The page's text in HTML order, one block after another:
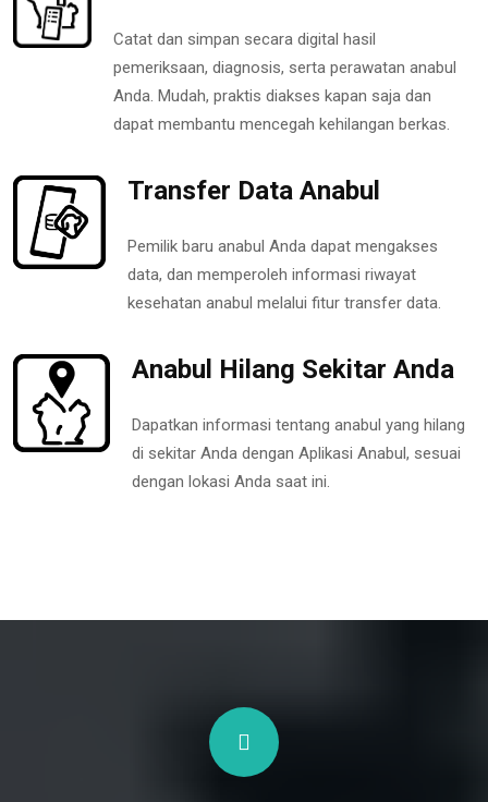
Catat dan simpan secara digital hasil
pemeriksaan, diagnosis, serta perawatan anabul
Anda. Mudah, praktis diakses kapan saja dan
dapat membantu mencegah kehilangan berkas.
Transfer Data Anabul
Pemilik baru anabul Anda dapat mengakses
data, dan memperoleh informasi riwayat
kesehatan anabul melalui fitur transfer data.
Anabul Hilang Sekitar Anda
Dapatkan informasi tentang anabul yang hilang
di sekitar Anda dengan Aplikasi Anabul, sesuai
dengan lokasi Anda saat ini.